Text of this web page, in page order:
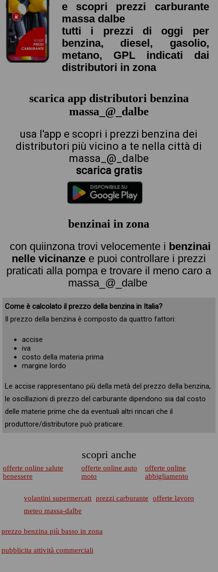
e scopri prezzi carburante
massa dalbe
tutti i prezzi di oggi per
benzina, diesel, gasolio,
metano, GPL indicati dai
distributori in zona
scarica app distributori benzina
massa_@_dalbe
usa l'app e scopri i prezzi benzina dei
distributori più vicino a te nella città di
massa_@_dalbe
scarica gratis
benzinai in zona
con quiinzona trovi velocemente i benzinai
nelle vicinanze e puoi controllare i prezzi
praticati alla pompa e trovare il meno caro a
massa_@_dalbe
Come è calcolato il prezzo della benzina in Italia?
Il prezzo della benzina è composto da quattro fattori:
accise
iva
costo della materia prima
margine lordo
Le accise rappresentano più della metà del prezzo della benzina,
le oscillazioni di prezzo del carburante dipendono sia dal costo
delle materie prime che da eventuali altri rincari che il
produttore/distributore può praticare.
scopri anche
offerte online salute
benessere
offerte online auto
moto
offerte online
abbigliamento
volantini supermercati prezzi carburante
offerte lavoro
meteo massa-dalbe
prezzo benzina più basso in zona
pubblicita attività commerciali